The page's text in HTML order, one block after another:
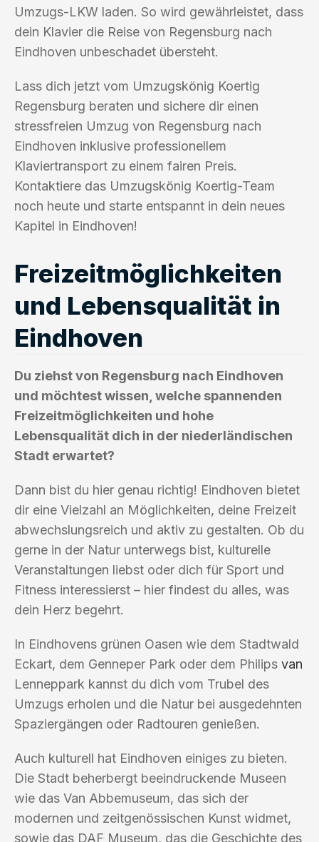
Umzugs-LKW laden. So wird gewährleistet, dass
dein Klavier die Reise von Regensburg nach
Eindhoven unbeschadet übersteht.
Lass dich jetzt vom Umzugskönig Koertig
Regensburg beraten und sichere dir einen
stressfreien Umzug von Regensburg nach
Eindhoven inklusive professionellem
Klaviertransport zu einem fairen Preis.
Kontaktiere das Umzugskönig Koertig-Team
noch heute und starte entspannt in dein neues
Kapitel in Eindhoven!
Freizeitmöglichkeiten
und Lebensqualität in
Eindhoven
Du ziehst von Regensburg nach Eindhoven
und möchtest wissen, welche spannenden
Freizeitmöglichkeiten und hohe
Lebensqualität dich in der niederländischen
Stadt erwartet?
Dann bist du hier genau richtig! Eindhoven bietet
dir eine Vielzahl an Möglichkeiten, deine Freizeit
abwechslungsreich und aktiv zu gestalten. Ob du
gerne in der Natur unterwegs bist, kulturelle
Veranstaltungen liebst oder dich für Sport und
Fitness interessierst – hier findest du alles, was
dein Herz begehrt.
In Eindhovens grünen Oasen wie dem Stadtwald
Eckart, dem Genneper Park oder dem Philips van
Lenneppark kannst du dich vom Trubel des
Umzugs erholen und die Natur bei ausgedehnten
Spaziergängen oder Radtouren genießen.
Auch kulturell hat Eindhoven einiges zu bieten.
Die Stadt beherbergt beeindruckende Museen
wie das Van Abbemuseum, das sich der
modernen und zeitgenössischen Kunst widmet,
sowie das DAF Museum, das die Geschichte des